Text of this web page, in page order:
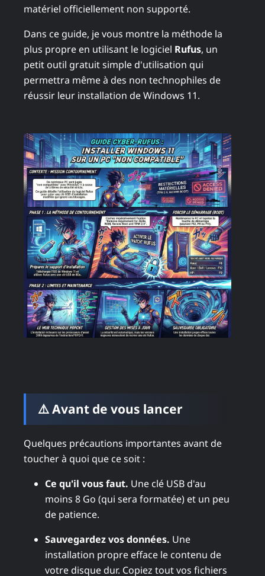
matériel officiellement non supporté.
Dans ce guide, je vous montre la méthode la
plus propre en utilisant le logiciel Rufus, un
petit outil gratuit simple d'utilisation qui
permettra même à des non technophiles de
réussir leur installation de Windows 11.
⚠️ Avant de vous lancer
Quelques précautions importantes avant de
toucher à quoi que ce soit :
Ce qu'il vous faut. Une clé USB d'au
moins 8 Go (qui sera formatée) et un peu
de patience.
Sauvegardez vos données. Une
installation propre efface le contenu de
votre disque dur. Copiez tout vos fichiers